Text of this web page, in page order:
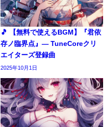
🎵 【無料で使えるBGM】『君依
存ノ臨界点』― TuneCoreクリ
エイターズ登録曲
2025年10月1日